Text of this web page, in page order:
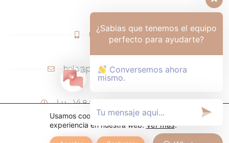
(+57) 317-6006425
hola@psicologamariapaula.com
Lu - Vi 8 am a 6 pm - Sa 8am - 12m
Usamos cookies para ofrecerte la mejor
experiencia en nuestra web. Ver más.
¿Sabias que tenemos el equipo
perfecto para ayudarte?
Conversemos ahora
mismo.